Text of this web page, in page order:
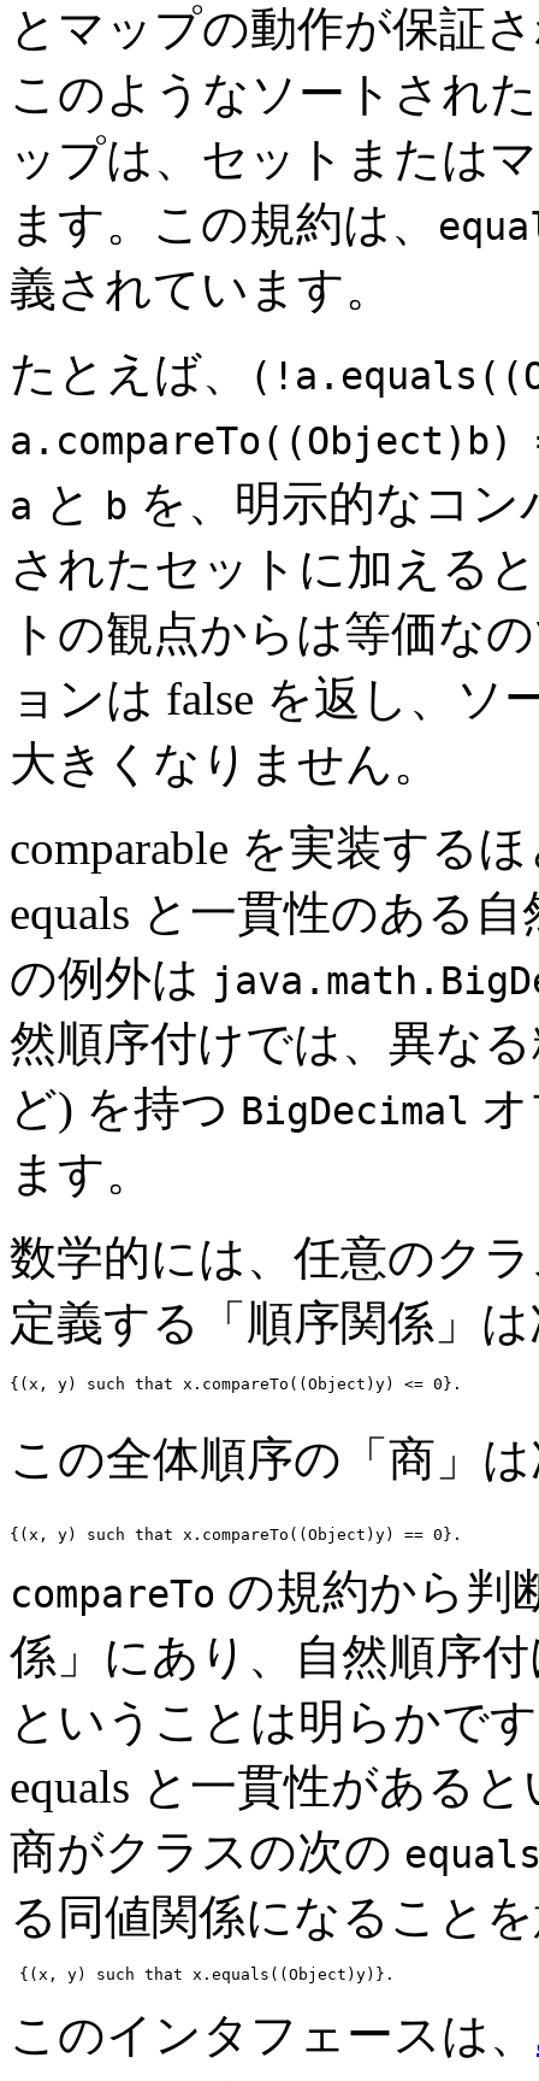
とマップの動作が保証
このようなソートされ
ップは、セットまたは
ます。この規約は、
義されています。
たとえば、
a.compareTo((Object)b)
a と b を、明示的なコ
されたセットに加える
トの観点からは等価な
ョンは false を返し、
大きくなりません。
comparable を実装する
equals と一貫性のある
の例外は
然順序付けでは、異な
ど) を持つ BigDecimal
ます。
数学的には、任意のク
定義する「順序関係」
{(x, y) such that x.compareTo((Object)y) <= 0}.
この全体順序の「商」
{(x, y) such that x.compareTo((Object)y) == 0}.
compareTo の規約から判
係」にあり、自然順序
ということは明らかで
equals と一貫性がある
商がクラスの次の
る同値関係になること
{(x, y) such that x.equals((Object)y)}.
このインタフェースは、